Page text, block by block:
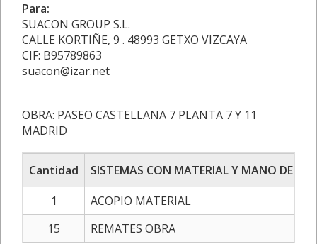
Para:
SUACON GROUP S.L.
CALLE KORTIÑE, 9 . 48993 GETXO VIZCAYA
CIF: B95789863
suacon@izar.net
OBRA: PASEO CASTELLANA 7 PLANTA 7 Y 11
MADRID
Cantidad
SISTEMAS CON MATERIAL Y MANO DE
1
ACOPIO MATERIAL
15
REMATES OBRA